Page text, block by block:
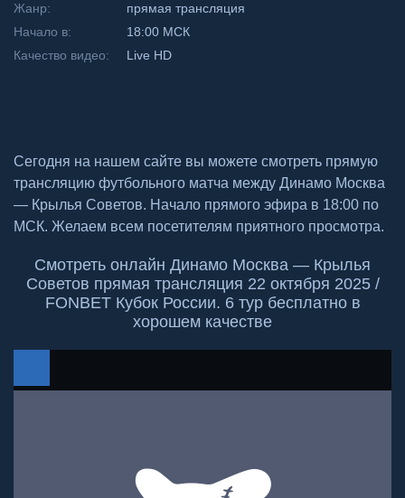
Жанр:
прямая трансляция
Начало в:
18:00 МСК
Качество видео:
Live HD
Сегодня на нашем сайте вы можете смотреть прямую
трансляцию футбольного матча между Динамо Москва
— Крылья Советов. Начало прямого эфира в 18:00 по
МСК. Желаем всем посетителям приятного просмотра.
Смотреть онлайн Динамо Москва — Крылья
Советов прямая трансляция 22 октября 2025 /
FONBET Кубок России. 6 тур бесплатно в
хорошем качестве